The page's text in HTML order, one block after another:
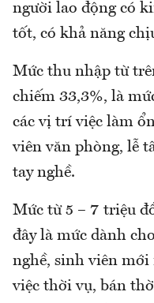
người lao động có
tốt, có khả năng
Mức thu nhập từ
chiếm 33,3%, là
các vị trí việc làm
viên văn phòng, lễ
tay nghề.
Mức từ 5 – 7 triệu
đây là mức dành
nghề, sinh viên mới
việc thời vụ, bán